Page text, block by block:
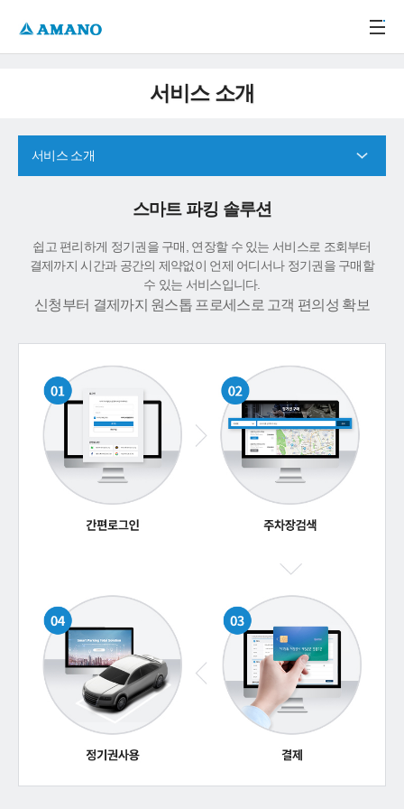
서비스 소개
서비스 소개
스마트 파킹 솔루션
쉽고 편리하게 정기권을 구매, 연장할 수 있는 서비스로 조회부터
결제까지 시간과 공간의 제약없이 언제 어디서나 정기권을 구매할
수 있는 서비스입니다.
신청부터 결제까지 원스톱 프로세스로 고객 편의성 확보